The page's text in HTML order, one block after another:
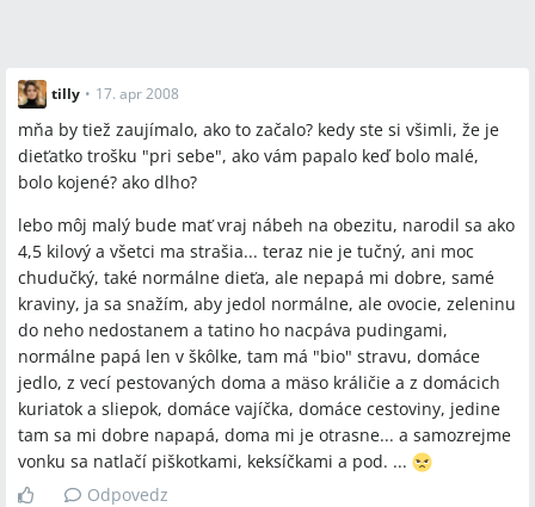
tilly • 17. apr 2008
mňa by tiež zaujímalo, ako to začalo? kedy ste si všimli, že je
dieťatko trošku "pri sebe", ako vám papalo keď bolo malé,
bolo kojené? ako dlho?
lebo môj malý bude mať vraj nábeh na obezitu, narodil sa ako
4,5 kilový a všetci ma strašia... teraz nie je tučný, ani moc
chudučký, také normálne dieťa, ale nepapá mi dobre, samé
kraviny, ja sa snažím, aby jedol normálne, ale ovocie, zeleninu
do neho nedostanem a tatino ho nacpáva pudingami,
normálne papá len v škôlke, tam má "bio" stravu, domáce
jedlo, z vecí pestovaných doma a mäso králičie a z domácich
kuriatok a sliepok, domáce vajíčka, domáce cestoviny, jedine
tam sa mi dobre napapá, doma mi je otrasne... a samozrejme
vonku sa natlačí piškotkami, keksíčkami a pod. ...
Odpovedz